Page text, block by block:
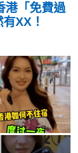
港「免費過
XX！